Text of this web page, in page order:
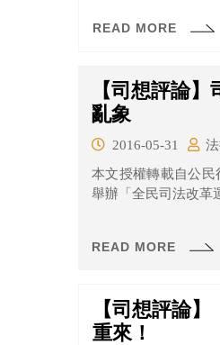
READ MORE
【司想評論
亂象
2016-05-31
本文授權轉載自公
舉辦「全民司法改革
READ MORE
【司想評論
重來！